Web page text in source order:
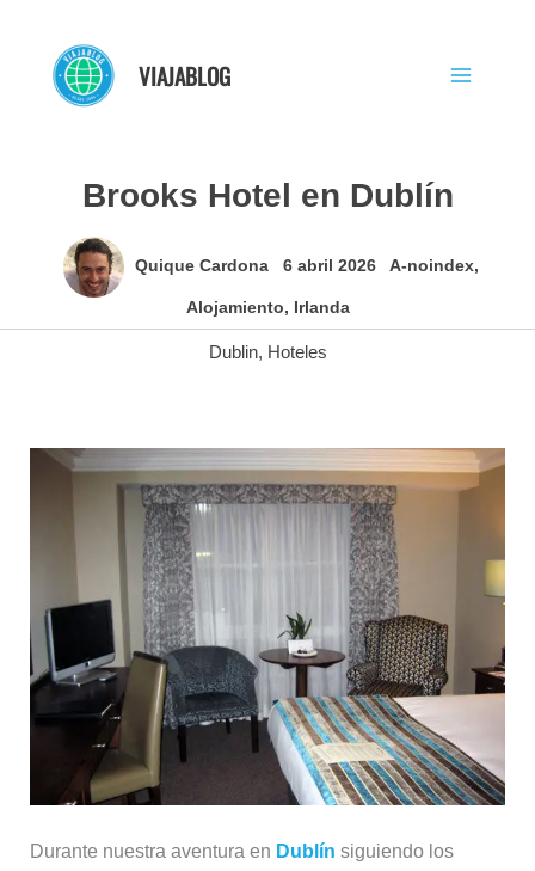
contenido
VIAJABLOG
Brooks Hotel en Dublín
Quique Cardona 6 abril 2026 A-noindex,
Alojamiento, Irlanda
Dublin, Hoteles
Durante nuestra aventura en Dublín siguiendo los